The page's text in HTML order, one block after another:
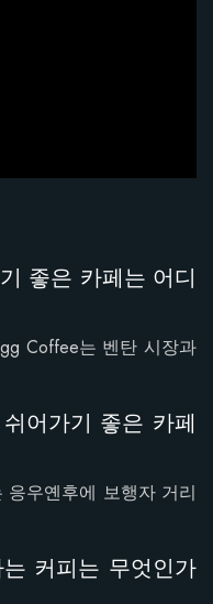
좋은 카페는 어디
Coffee는 벤탄 시장과
어가기 좋은 카페
응우옌후에 보행자 거리
커피는 무엇인가